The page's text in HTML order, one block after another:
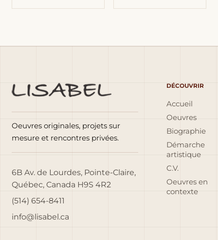
Oeuvres originales, projets sur
mesure et rencontres privées.
6B Av. de Lourdes, Pointe-Claire,
Québec, Canada H9S 4R2
(514) 654-8411
info@lisabel.ca
DÉCOUVRIR
Accueil
Oeuvres
Biographie
Démarche
artistique
C.V.
Oeuvres en
contexte